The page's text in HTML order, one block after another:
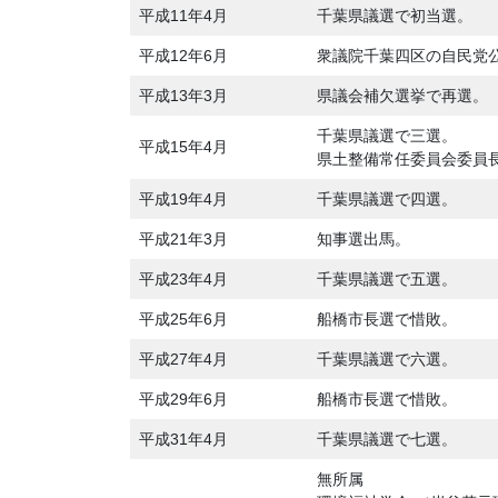
平成11年4月 千葉県議選で初当選。
平成12年6月 衆議院千葉四区の自民党
平成13年3月 県議会補欠選挙で再選。
平成15年4月
千葉県議選で三選。
県土整備常任委員会委員
平成19年4月 千葉県議選で四選。
平成21年3月 知事選出馬。
平成23年4月 千葉県議選で五選。
平成25年6月 船橋市長選で惜敗。
平成27年4月 千葉県議選で六選。
平成29年6月 船橋市長選で惜敗。
平成31年4月 千葉県議選で七選。
無所属